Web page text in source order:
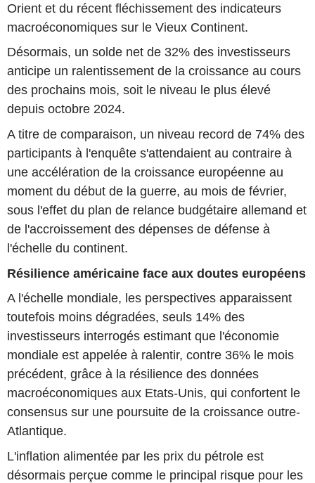
Orient et du récent fléchissement des indicateurs
macroéconomiques sur le Vieux Continent.
Désormais, un solde net de 32% des investisseurs
anticipe un ralentissement de la croissance au cours
des prochains mois, soit le niveau le plus élevé
depuis octobre 2024.
A titre de comparaison, un niveau record de 74% des
participants à l'enquête s'attendaient au contraire à
une accélération de la croissance européenne au
moment du début de la guerre, au mois de février,
sous l'effet du plan de relance budgétaire allemand et
de l'accroissement des dépenses de défense à
l'échelle du continent.
Résilience américaine face aux doutes européens
A l'échelle mondiale, les perspectives apparaissent
toutefois moins dégradées, seuls 14% des
investisseurs interrogés estimant que l'économie
mondiale est appelée à ralentir, contre 36% le mois
précédent, grâce à la résilience des données
macroéconomiques aux Etats-Unis, qui confortent le
consensus sur une poursuite de la croissance outre-
Atlantique.
L'inflation alimentée par les prix du pétrole est
désormais perçue comme le principal risque pour les